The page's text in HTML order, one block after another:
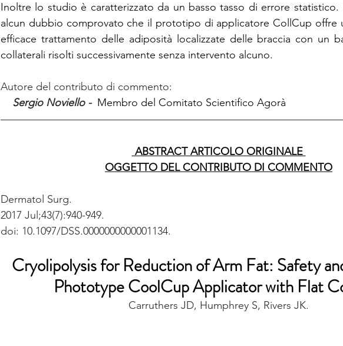
Inoltre lo studio è caratterizzato da un basso tasso di errore statistico.
alcun dubbio comprovato che il prototipo di applicatore CollCup offre
efficace trattamento delle adiposità localizzate delle braccia con un
collaterali risolti successivamente senza intervento alcuno.
Autore del contributo di commento:
  Sergio Noviello -
Membro del Comitato Scientifico Agorà
ABSTRACT ARTICOLO ORIGINALE
OGGETTO DEL CONTRIBUTO DI COMMENTO
Dermatol Surg.
2017 Jul;43(7):940-949.
doi: 10.1097/DSS.0000000000001134.
Cryolipolysis for Reduction of Arm Fat: Safety
Phototype CoolCup Applicator with Flat
Carruthers JD, Humphrey S, Rivers JK.